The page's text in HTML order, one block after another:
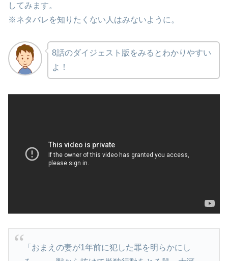
してみます。
※ネタバレを知りたくない人はみないように。
8話のダイジェスト版をみるとわかりやすい
よ！
「おまえの妻が1年前に犯した罪を明らかにし